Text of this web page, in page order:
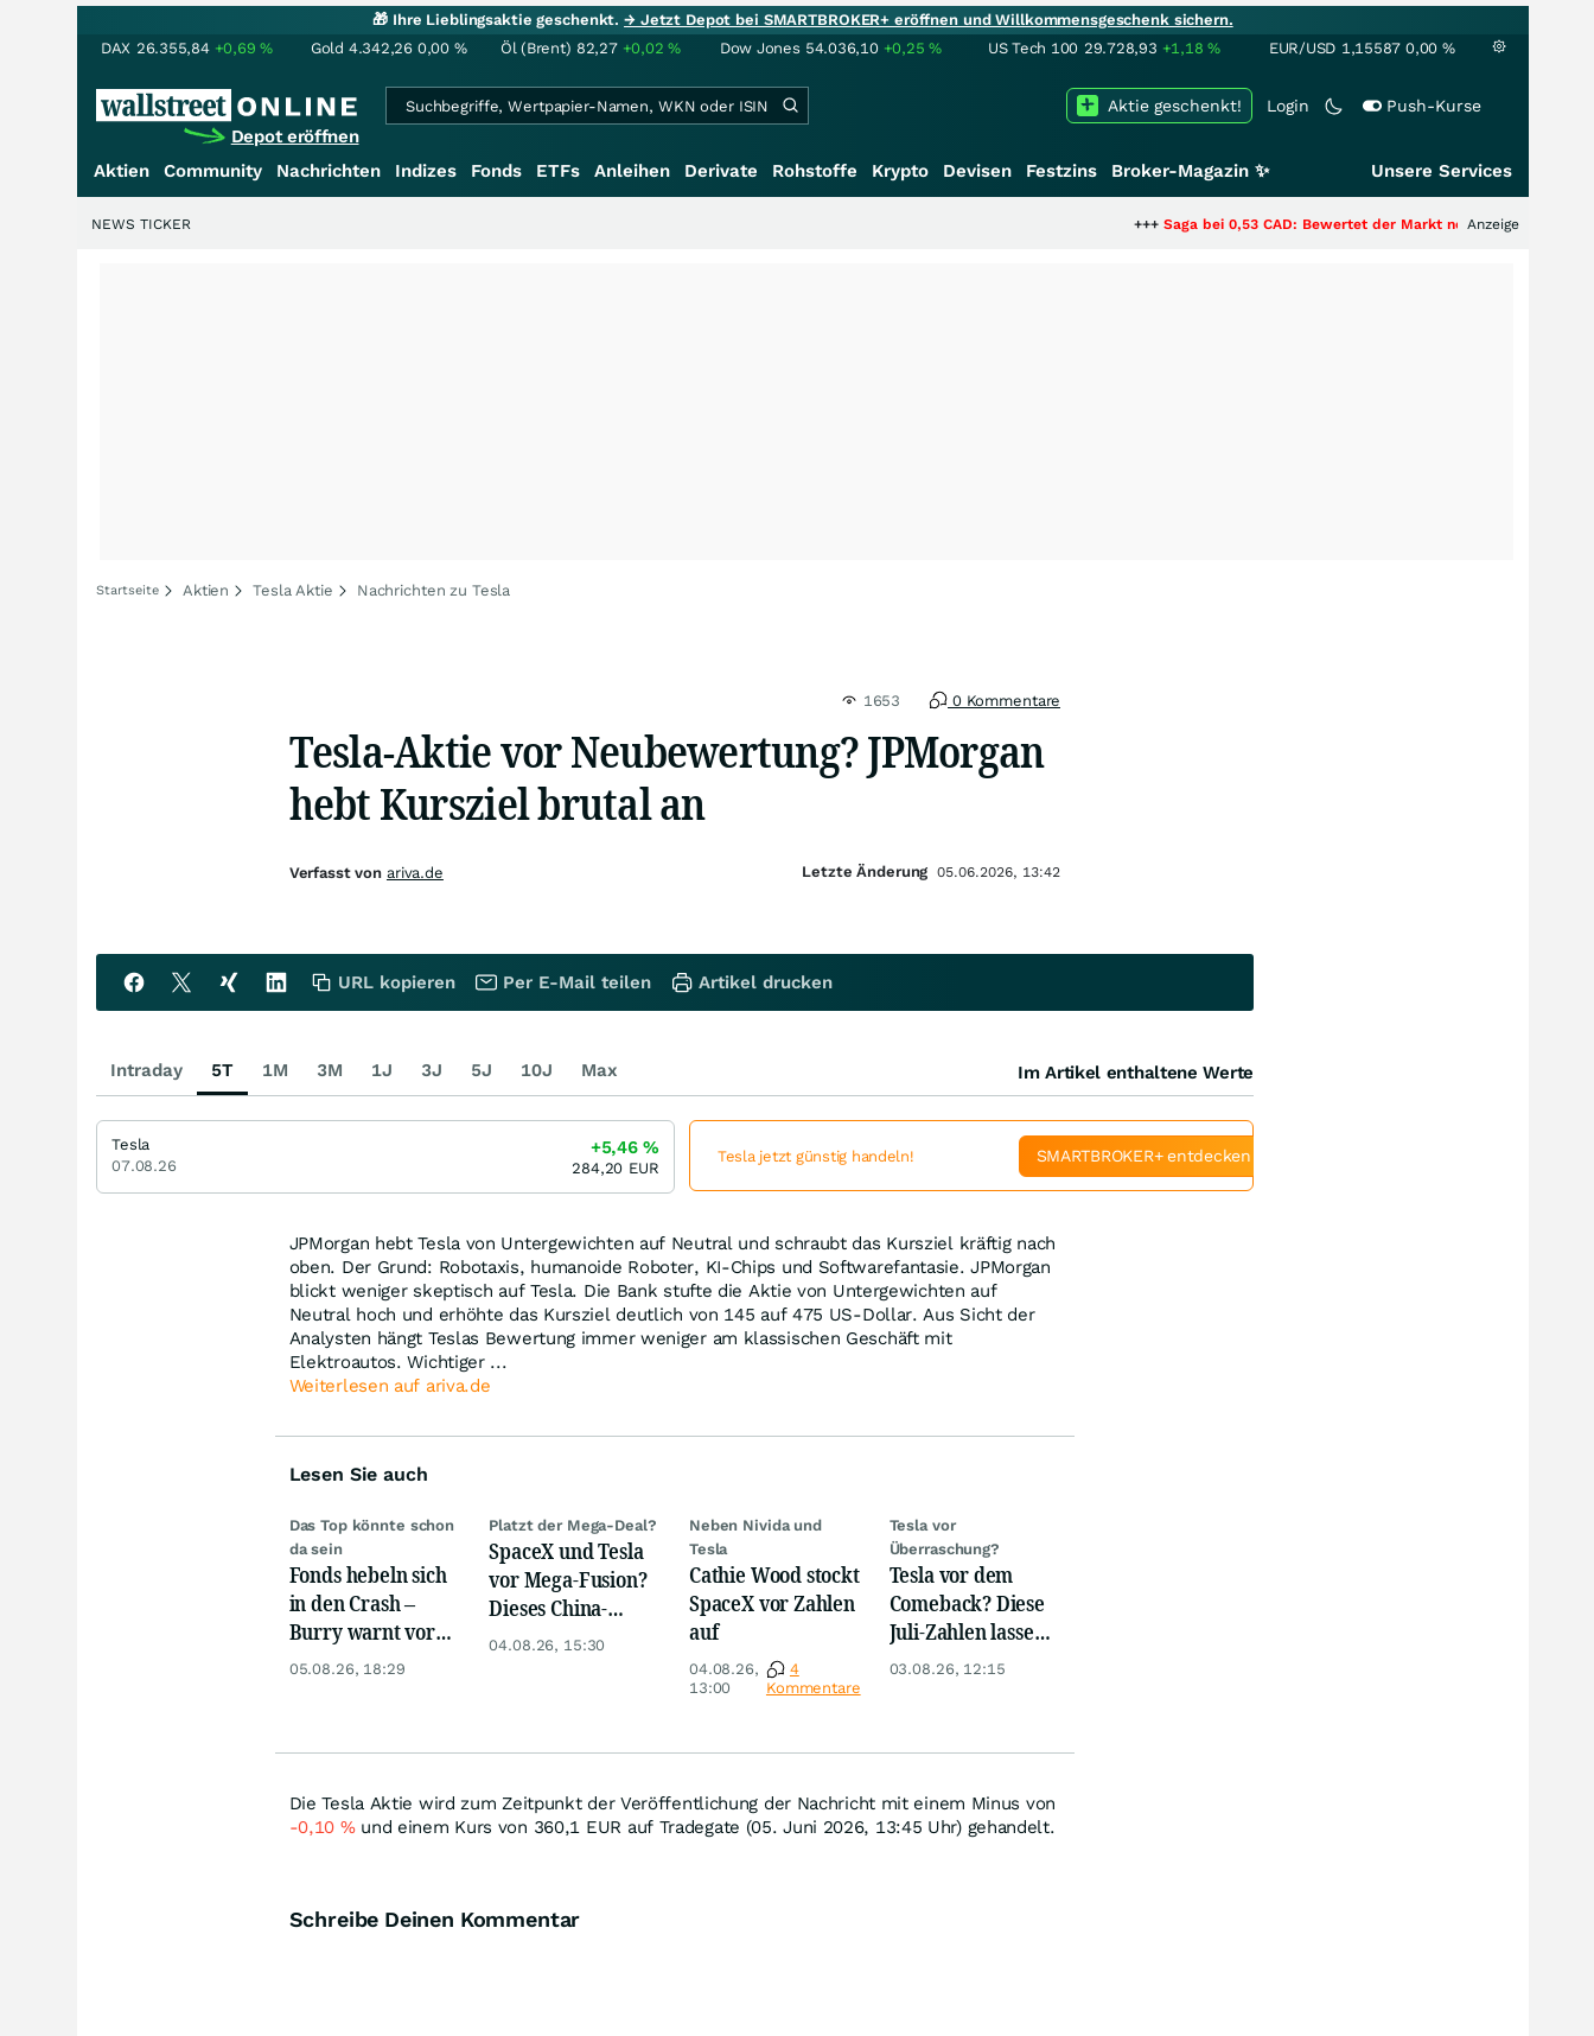
🎁 Ihre Lieblingsaktie geschenkt.→ Jetzt Depot bei SMARTBROKER+ eröffnen und Willkommensgeschenk sichern.
DAX 26.355,84 +0,69% Gold 4.342,26 0,00 % Öl (Brent) 82,27 +0,02% Dow Jones 54.036,10 +0,25% US Tech 100 29.728,93 +1,18% EUR/USD 1,15587 0,00 %
Depot eröffnen
Login Push-Kurse
Aktie geschenkt!
Aktien Community Nachrichten Indizes Fonds ETFs Anleihen Derivate Rohstoffe Krypto Devisen Festzins Broker-Magazin ✨ Unsere Services
Saga bei 0,53 CAD: Bewertet der Markt noch immer nur die Hälfte der
Anzeige
NEWS TICKER
Startseite Aktien Tesla Aktie Nachrichten zu Tesla
1653 0 Kommentare
Tesla-Aktie vor Neubewertung? JPMorgan
hebt Kursziel brutal an
JPMorgan hebt Tesla von Untergewichten auf Neutral und schraubt das Kursziel kräftig nach
oben. Der Grund: Robotaxis, humanoide Roboter, KI-Chips und Softwarefantasie. JPMorgan
blickt weniger skeptisch auf Tesla. Die Bank stufte die Aktie von Untergewichten auf
Neutral hoch und erhöhte das Kursziel deutlich von 145 auf 475 US-Dollar. Aus Sicht der
Analysten hängt Teslas Bewertung immer weniger am klassischen Geschäft mit
Elektroautos. Wichtiger ...
Weiterlesen auf ariva.de
Lesen Sie auch
Das Top könnte schon
da sein
Fonds hebeln sich
in den Crash –
Burry warnt vor
einem Absturz wie
05.08.26, 18:29
Platzt der Mega-Deal?
SpaceX und Tesla
vor Mega-Fusion?
Dieses China-
Problem
04.08.26, 15:30
Neben Nivida und
Tesla
Cathie Wood stockt
SpaceX vor Zahlen
auf
04.08.26,
13:00
4
Kommentare
Tesla vor
Überraschung?
Tesla vor dem
Comeback? Diese
Juli-Zahlen lassen
Anleger rätseln
03.08.26, 12:15
Die Tesla Aktie wird zum Zeitpunkt der Veröffentlichung der Nachricht mit einem Minus von
-0,10 %und einem Kurs von 360,1 EUR auf Tradegate (05. Juni 2026, 13:45 Uhr) gehandelt.
Schreibe Deinen Kommentar
Verfasst von ariva.de Letzte Änderung 05.06.2026, 13:42
URL kopieren Per E-Mail teilen Artikel drucken
Intraday 5T 1M 3M 1J 3J 5J 10J Max Im Artikel enthaltene Werte
Tesla
07.08.26
+5,46%
284,20 EUR
Tesla jetzt günstig handeln! SMARTBROKER+ entdecken